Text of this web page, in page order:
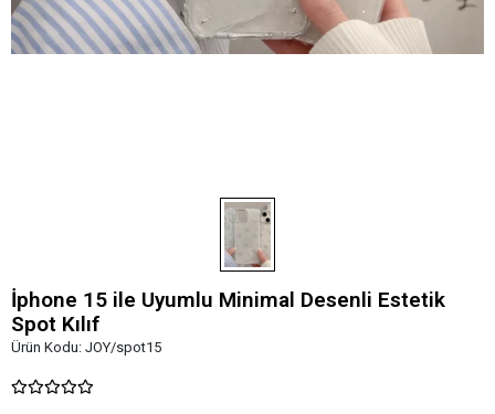
İphone 15 ile Uyumlu Minimal Desenli Estetik
Spot Kılıf
Ürün Kodu: JOY/spot15